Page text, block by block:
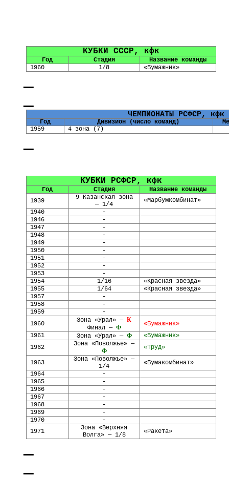
КУБКИ СССР, кфк
Год Стадия
Название команды
1960
1/8 «Бумажник»
ЧЕМПИОНАТЫ РСФСР, кфк
Год Дивизион (число команд)
1959
4 зона (7)
КУБКИ РСФСР, кфк
Год Стадия
Название команды
1939
9 Казанская зона
— 1/4
«Марбумкомбинат»
1940
-
1946
-
1947
-
1948
-
1949
-
1950
-
1951
-
1952
-
1953
-
1954
1/16
«Красная звезда»
1955
1/64
«Красная звезда»
1957
-
1958
-
1959
-
1960
Зона «Урал» —К
«Бумажник»
Финал — Ф
1961
Зона «Урал» — Ф
«Бумажник»
1962
Зона «Поволжье» —
Ф
«Труд»
1963
Зона «Поволжье» —
1/4
«Бумакомбинат»
1964
-
1965
-
1966
-
1967
-
1968
-
1969
-
1970
-
1971
Зона «Верхняя
Волга» — 1/8
«Ракета»